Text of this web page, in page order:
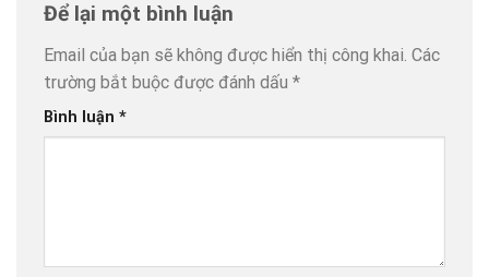
Để lại một bình luận
Email của bạn sẽ không được hiển thị công khai. Các
trường bắt buộc được đánh dấu *
Bình luận *